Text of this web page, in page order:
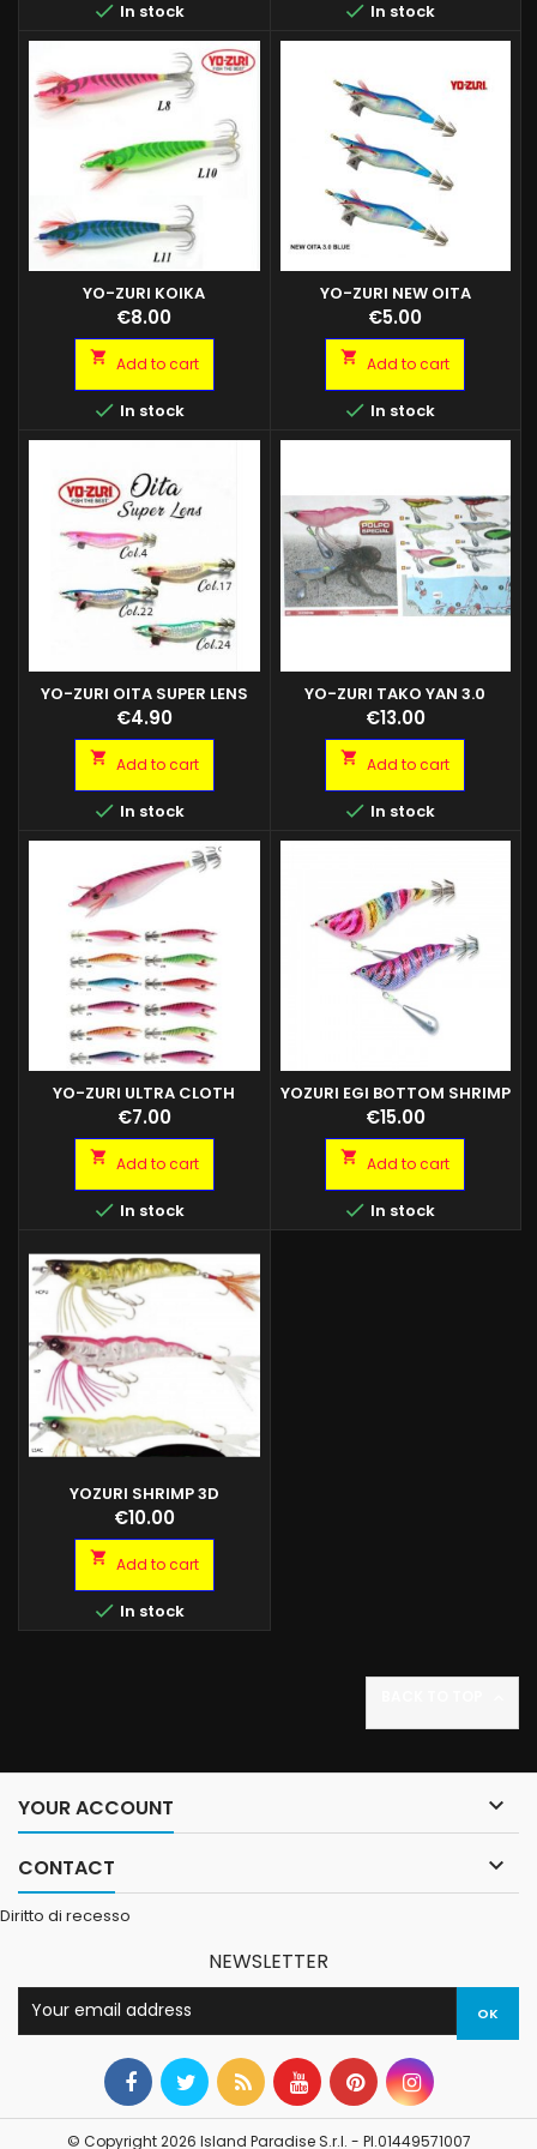
 In stock  In stock
YO-ZURI KOIKA
Price
€8.00
 Add to cart
 In stock
YO-ZURI NEW OITA
Price
€5.00
 Add to cart
 In stock
YO-ZURI OITA SUPER LENS
2.5
Price
€4.90
 Add to cart
 In stock
YO-ZURI TAKO YAN 3.0
GLOW COL. SLP
Price
€13.00
 Add to cart
 In stock
YO-ZURI ULTRA CLOTH
WRAPPED
Price
€7.00
 Add to cart
 In stock
YOZURI EGI BOTTOM SHRIMP
CM.9
Egi dal corpo ricoperto in
tela, perfetto per pescare i
cefalopodi sul fondo. Peso di
Price
€15.00
 Add to cart
 In stock
YOZURI SHRIMP 3D
TOTANARA 90MM
Price
€10.00
 Add to cart
 In stock
YOUR ACCOUNT 
CONTACT 
Diritto di recesso
NEWSLETTER
© Copyright 2026 Island Paradise S.r.l. - PI.01449571007